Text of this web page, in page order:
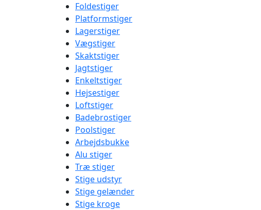
Foldestiger
Platformstiger
Lagerstiger
Vægstiger
Skaktstiger
Jagtstiger
Enkeltstiger
Hejsestiger
Loftstiger
Badebrostiger
Poolstiger
Arbejdsbukke
Alu stiger
Træ stiger
Stige udstyr
Stige gelænder
Stige kroge